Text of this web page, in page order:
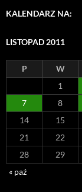
KALENDARZ NA:
LISTOPAD 2011
P W
1
7
8
14
15
21
22
28
29
« paź